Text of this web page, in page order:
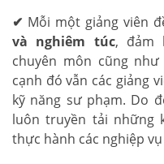
✔ Mỗi một giảng viên
và nghiêm túc, đảm
chuyên môn cũng
cạnh đó vẫn các giảng
kỹ năng sư phạm. Do
luôn truyền tải những
thực hành các nghiệp